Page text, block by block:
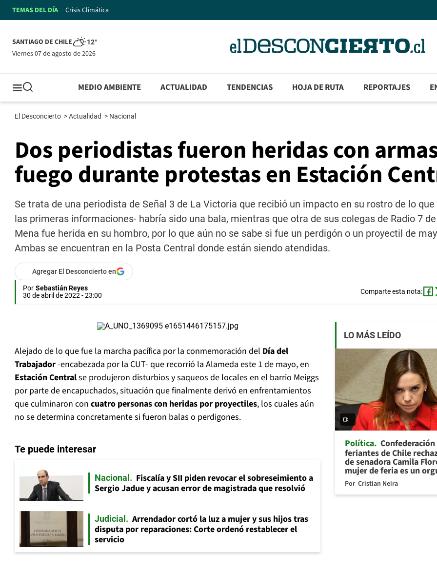
TEMAS DEL DÍA Crisis Climática
SANTIAGO DE CHILE 12°
viernes 07 de agosto de 2026
MEDIO AMBIENTE ACTUALIDAD TENDENCIAS HOJA DE RUTA REPORTAJES
El Desconcierto >Actualidad > Nacional
Dos periodistas fueron heridas con
fuego durante protestas en Estación
Se trata de una periodista de Señal 3 de La Victoria que recibió un impacto en su rostro de lo que
las primeras informaciones- habría sido una bala, mientras que otra de sus colegas de Radio 7
Mena fue herida en su hombro, por lo que aún no se sabe si fue un perdigón o un proyectil de
Ambas se encuentran en la Posta Central donde están siendo atendidas.
Agregar El Desconcierto en
Por Sebastián Reyes
30 de abril de 2022 - 23:00
Comparte esta nota:
Alejado de lo que fue la marcha pacífica por la conmemoración del Día del
Trabajador-encabezada por la CUT- que recorrió la Alameda este 1 de mayo, en
Estación Centralse produjeron disturbios y saqueos de locales en el barrio Meiggs
por parte de encapuchados, situación que finalmente derivó en enfrentamientos
que culminaron con cuatro personas con heridas por proyectiles, los cuales aún
no se determina concretamente si fueron balas o perdigones.
Te puede interesar
Nacional
Fiscalía y SII piden revocar el sobreseimiento a
Sergio Jadue y acusan error de magistrada que resolvió
Judicial
Arrendador cortó la luz a mujer y sus hijos tras
disputa por reparaciones: Corte ordenó restablecer el
servicio
LO MÁS LEÍDO
Política Confederación
feriantes de Chile
de senadora Camila
mujer de feria es un
Por Cristian Neira